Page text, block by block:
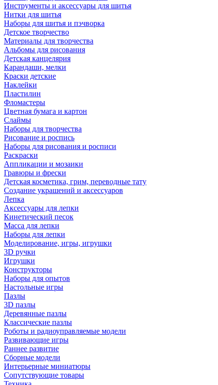
Инструменты и аксессуары для шитья
Нитки для шитья
Наборы для шитья и пэчворка
Детское творчество
Материалы для творчества
Альбомы для рисования
Детская канцелярия
Карандаши, мелки
Краски детские
Наклейки
Пластилин
Фломастеры
Цветная бумага и картон
Слаймы
Наборы для творчества
Рисование и роспись
Наборы для рисования и росписи
Раскраски
Аппликации и мозаики
Гравюры и фрески
Детская косметика, грим, переводные тату
Создание украшений и аксессуаров
Лепка
Аксессуары для лепки
Кинетический песок
Масса для лепки
Наборы для лепки
Моделирование, игры, игрушки
3D ручки
Игрушки
Конструкторы
Наборы для опытов
Настольные игры
Пазлы
3D пазлы
Деревянные пазлы
Классические пазлы
Роботы и радиоуправляемые модели
Развивающие игры
Раннее развитие
Сборные модели
Интерьерные миниатюры
Сопутствующие товары